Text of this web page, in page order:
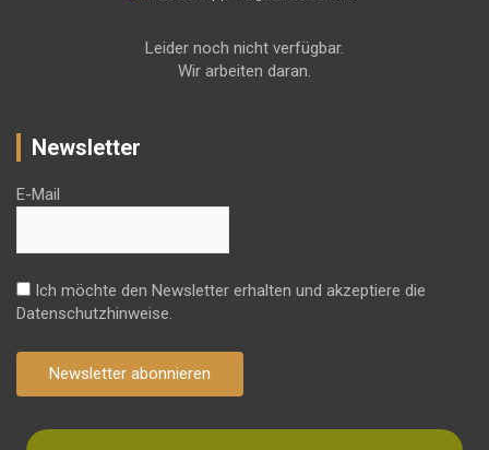
Leider noch nicht verfügbar.
Wir arbeiten daran.
Newsletter
E-Mail
Ich möchte den Newsletter erhalten und akzeptiere die
Datenschutzhinweise.
Newsletter abonnieren